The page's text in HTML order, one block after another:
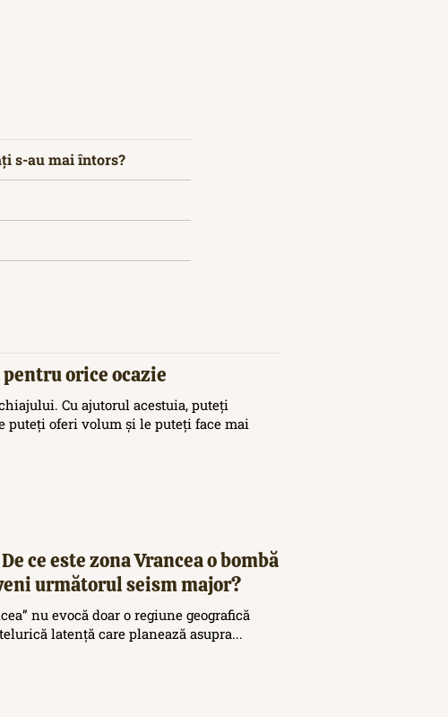
s-au mai întors?
orice ocazie
Cu ajutorul acestuia, puteți
puteți oferi volum și le puteți face mai
ce este zona Vrancea o bombă
următorul seism major?
nu evocă doar o regiune geografică
latență care planează asupra...